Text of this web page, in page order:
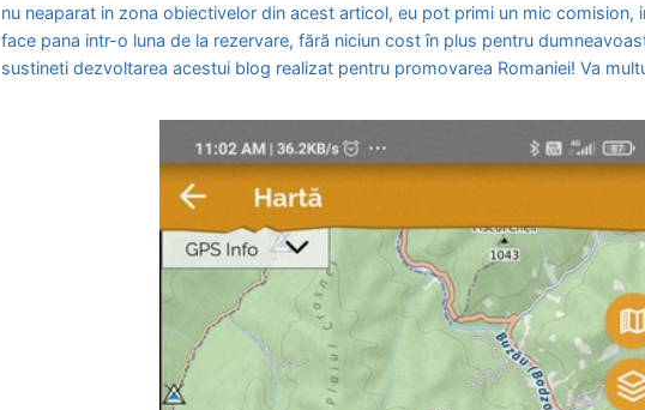
nu neaparat in zona obiectivelor din acest articol, eu pot primi un mic comision,
face pana intr-o luna de la rezervare, fără niciun cost în plus pentru
sustineti dezvoltarea acestui blog realizat pentru promovarea Romaniei! Va